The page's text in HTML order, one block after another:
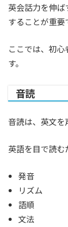
英会話力を伸
することが重要
ここでは、初
す。
音読
音読は、英文を
英語を目で読む
発音
リズム
語順
文法